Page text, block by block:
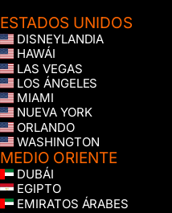
ESTADOS UNIDOS
DISNEYLANDIA
HAWÁI
LAS VEGAS
LOS ÁNGELES
MIAMI
NUEVA YORK
ORLANDO
WASHINGTON
MEDIO ORIENTE
DUBÁI
EGIPTO
EMIRATOS ÁRABES